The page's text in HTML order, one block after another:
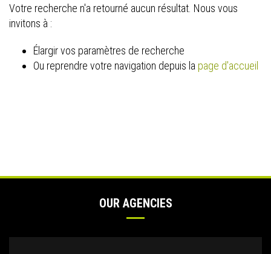
Votre recherche n'a retourné aucun résultat. Nous vous
invitons à :
Élargir vos paramètres de recherche
Ou reprendre votre navigation depuis la page d'accueil
OUR AGENCIES